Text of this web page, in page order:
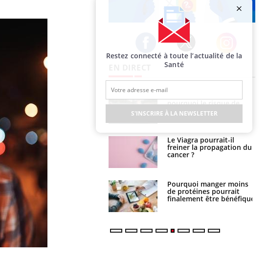
Facebook Twitter Instagram
pourquoi le risque de
noyade grimpe-t-il ?
Le Viagra pourrait-il
freiner la propagation du
cancer ?
Pourquoi manger moins
de protéines pourrait
finalement être bénéfique
que dit la science
Le smartphone nuit-il à
l'apprentissage de la
lecture ?
Mordue par une tique en
vacances, elle reste dans
le coma pendant 42 jours
Restez connecté à toute l’actualité de la
Santé
S'INSCRIRE À LA NEWSLETTER